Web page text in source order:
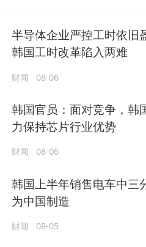
半导体企业严控工时依旧
韩国工时改革陷入两难
财闻 08-06
韩国官员：面对竞争，韩
力保持芯片行业优势
财闻 08-06
韩国上半年销售电车中三
为中国制造
财闻 08-05